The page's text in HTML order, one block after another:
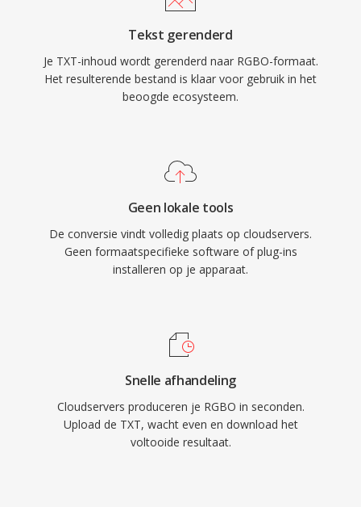
Tekst gerenderd
Je TXT-inhoud wordt gerenderd naar RGBO-formaat.
Het resulterende bestand is klaar voor gebruik in het
beoogde ecosysteem.
Geen lokale tools
De conversie vindt volledig plaats op cloudservers.
Geen formaatspecifieke software of plug-ins
installeren op je apparaat.
Snelle afhandeling
Cloudservers produceren je RGBO in seconden.
Upload de TXT, wacht even en download het
voltooide resultaat.